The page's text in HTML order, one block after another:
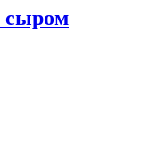
сыром